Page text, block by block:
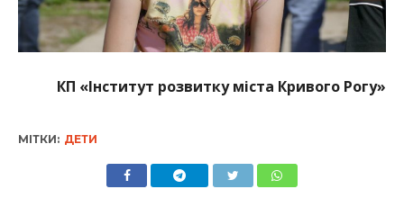
КП «Інститут розвитку міста Кривого Рогу»
МІТКИ: ДЕТИ